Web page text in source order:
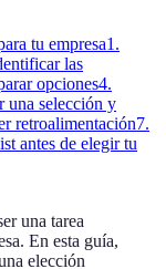
tu empresa1.
las
opciones4.
una selección y
retroalimentación7.
antes de elegir tu
una tarea
En esta guía,
elección